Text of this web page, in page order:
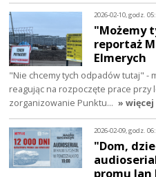
2026-02-10, godz.
"Możemy
reportaż
Elmerych
"Nie chcemy tych odpadów tutaj" -
reagując na rozpoczęte prace
zorganizowanie Punktu… » więcej
2026-02-09, godz.
"Dom,
promu